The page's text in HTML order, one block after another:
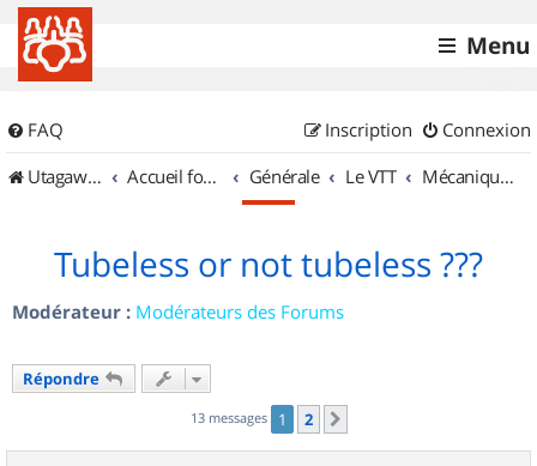
Menu
FAQ Connexion
Inscription
UtagawaVTT (Randos VTT et VTTAE avec traces GPS)
Accueil forum Générale Le VTT Mécanique et Entretiens
Tubeless or not tubeless ???
Modérateur : Modérateurs des Forums
Répondre
13 messages 1 2